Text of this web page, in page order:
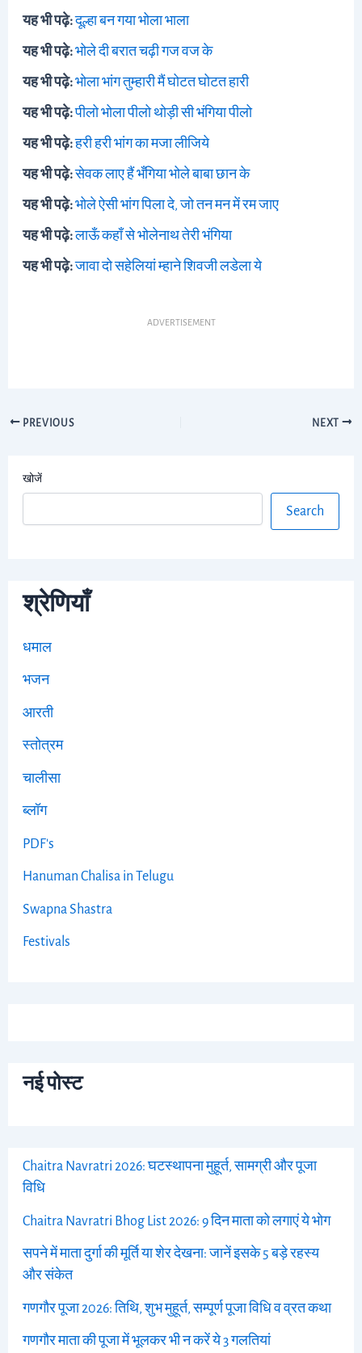
यह भी पढ़े:दूल्हा बन गया भोला भाला
यह भी पढ़े:भोले दी बरात चढ़ी गज वज के
यह भी पढ़े:भोला भांग तुम्हारी मैं घोटत घोटत हारी
यह भी पढ़े:पीलो भोला पीलो थोड़ी सी भंगिया पीलो
यह भी पढ़े:हरी हरी भांग का मजा लीजिये
यह भी पढ़े:सेवक लाए हैं भँगिया भोले बाबा छान के
यह भी पढ़े:भोले ऐसी भांग पिला दे, जो तन मन में रम जाए
यह भी पढ़े:लाऊँ कहाँ से भोलेनाथ तेरी भंगिया
यह भी पढ़े:जावा दो सहेलियां म्हाने शिवजी लडेला ये
ADVERTISEMENT
PREVIOUS NEXT
खोजें
Search
श्रेणियाँ
धमाल
भजन
आरती
स्तोत्रम
चालीसा
ब्लॉग
PDF's
Hanuman Chalisa in Telugu
Swapna Shastra
Festivals
नई पोस्ट
Chaitra Navratri 2026: घटस्थापना मुहूर्त, सामग्री और पूजा
विधि
Chaitra Navratri Bhog List 2026: 9 दिन माता को लगाएं ये भोग
सपने में माता दुर्गा की मूर्ति या शेर देखना: जानें इसके 5 बड़े रहस्य
और संकेत
गणगौर पूजा 2026: तिथि, शुभ मुहूर्त, सम्पूर्ण पूजा विधि व व्रत कथा
गणगौर माता की पूजा में भूलकर भी न करें ये 3 गलतियां